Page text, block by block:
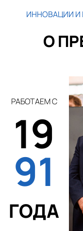
ИННОВАЦИИ И
О
РАБОТАЕМ С
19
91
ГОДА